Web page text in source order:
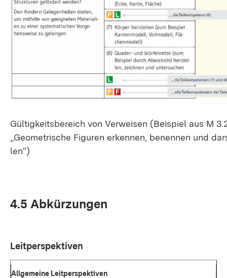
Gül­tig­keits­be­reich von Ver­wei­sen (Bei­spiel aus M
„Geo­me­tri­sche Fi­gu­ren er­ken­nen, be­nen­nen und
len“)
4.5 Ab­kür­zun­gen
Leit­per­spek­ti­ven
All­ge­mei­ne Leit­per­spek­ti­ven